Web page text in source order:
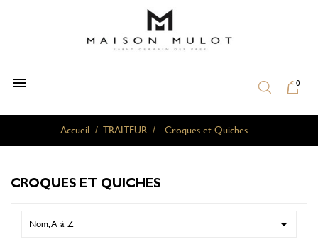
 0
Accueil TRAITEUR Croques et Quiches
CROQUES ET QUICHES
Nom, A à Z 